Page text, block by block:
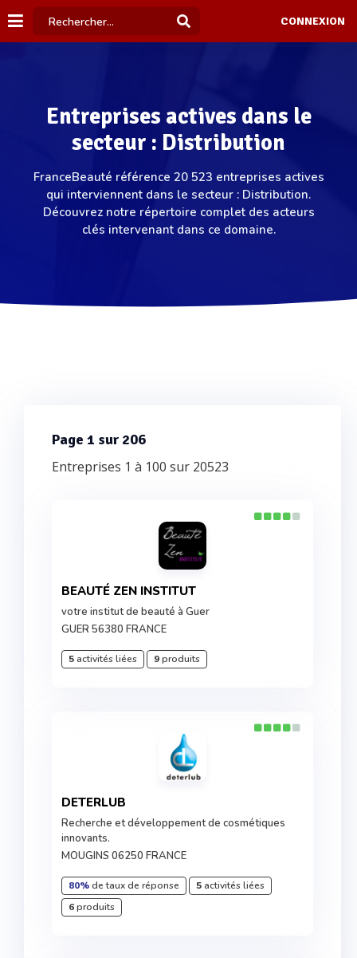
CONNEXION
Entreprises actives dans le
secteur : Distribution
FranceBeauté référence 20 523 entreprises actives
qui interviennent dans le secteur : Distribution.
Découvrez notre répertoire complet des acteurs
clés intervenant dans ce domaine.
Page 1 sur 206
Entreprises 1 à 100 sur 20523
BEAUTÉ ZEN INSTITUT
votre institut de beauté à Guer
GUER 56380 FRANCE
5activités liées 9produits
DETERLUB
Recherche et développement de cosmétiques
innovants.
MOUGINS 06250 FRANCE
80%de taux de réponse 5activités liées
6produits